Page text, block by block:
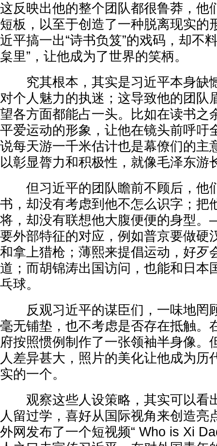
这反映出他的整个团队都很鲁莽，他
短板，以至于创造了一种脱离现实的
近平搞一出“诗书负笈”的戏码，却不
枲里”，让他成为了世界的笑柄。
究其根本，其实是习近平本身缺
对个人魅力的执迷；这导致他的团队
望各方面都能占一头。比如在读书之
平爱运动的形象，让他在镜头前呼吁
说每天游一千米估计也是幕僚们的主
以彰显膂力和积极性，就像毛泽东游
但习近平的团队瞻前不顾后，他
书，却没有考虑到他不怎么识字；把
将，却没有联想他大腹便便的身型
要外部特征的对应，例如普京要做硬
和拿上猎枪；薄熙来提倡运动，好歹
道；而胡锦涛出国访问，也能和日本
乓球。
反观习近平的谋臣们，一味地罔
毫无铺垫，也不考虑是否存在抵触。
府按照惯例制作了一张领袖半身像。
人差异甚大，照片的美化让他成为历
实的一个。
观察这些人设策略，其实可以看
人留过学，喜好从国际视角来创造亮
外网发布了一个短视频“ Who is Xi